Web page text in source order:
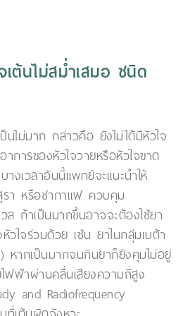
เต้นไม่สม่ำเสมอ ชนิด
นไม่มาก กล่าวคือ ยังไม่ได้มีหัวใจ
การของหัวใจวายหรือหัวใจขาด
งเวลาอันนี้แพทย์จะแนะนำให้
า หรือชากาแฟ ควบคุม
ล ถ้าเป็นมากขึ้นอาจจะต้องใช้ยา
วใจร่วมด้วย เช่น ยาในกลุ่มเบต้า
หากเป็นมากจนกินยาก็ยังคุมไม่อยู่
ฟฟ้าผ่านคลื่นเสียงความถี่สูง
and Radiofrequency